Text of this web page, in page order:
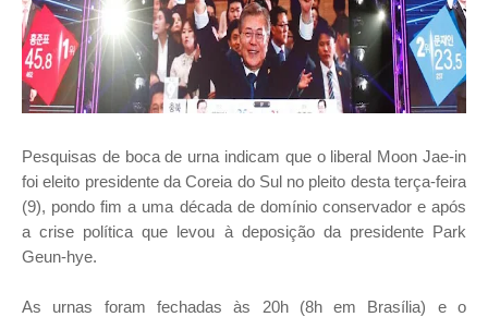
Pesquisas de boca de urna indicam que o liberal Moon Jae-in
foi eleito presidente da Coreia do Sul no pleito desta terça-feira
(9), pondo fim a uma década de domínio conservador e após
a crise política que levou à deposição da presidente Park
Geun-hye.
As urnas foram fechadas às 20h (8h em Brasília) e o